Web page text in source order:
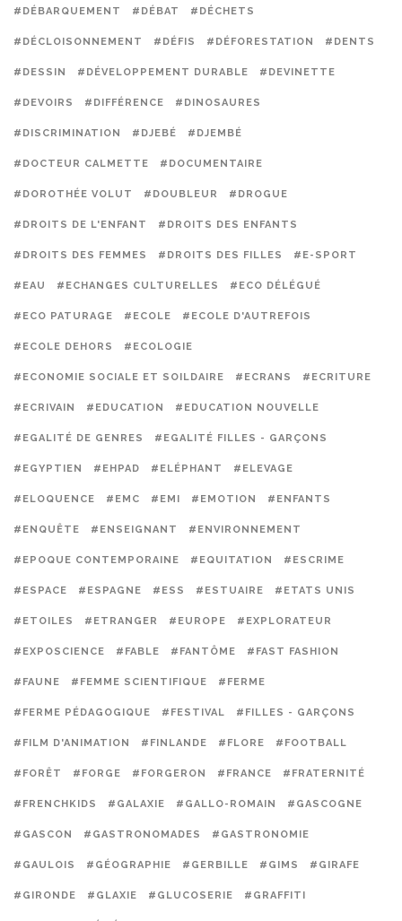
#DÉBARQUEMENT #DÉBAT #DÉCHETS
#DÉCLOISONNEMENT #DÉFIS #DÉFORESTATION #DENTS
#DESSIN #DÉVELOPPEMENT DURABLE #DEVINETTE
#DEVOIRS #DIFFÉRENCE #DINOSAURES
#DISCRIMINATION #DJEBÉ #DJEMBÉ
#DOCTEUR CALMETTE #DOCUMENTAIRE
#DOROTHÉE VOLUT #DOUBLEUR #DROGUE
#DROITS DE L'ENFANT #DROITS DES ENFANTS
#DROITS DES FEMMES #DROITS DES FILLES #E-SPORT
#EAU #ECHANGES CULTURELLES #ECO DÉLÉGUÉ
#ECO PATURAGE #ECOLE #ECOLE D'AUTREFOIS
#ECOLE DEHORS #ECOLOGIE
#ECONOMIE SOCIALE ET SOILDAIRE #ECRANS #ECRITURE
#ECRIVAIN #EDUCATION #EDUCATION NOUVELLE
#EGALITÉ DE GENRES #EGALITÉ FILLES - GARÇONS
#EGYPTIEN #EHPAD #ELÉPHANT #ELEVAGE
#ELOQUENCE #EMC #EMI #EMOTION #ENFANTS
#ENQUÊTE #ENSEIGNANT #ENVIRONNEMENT
#EPOQUE CONTEMPORAINE #EQUITATION #ESCRIME
#ESPACE #ESPAGNE #ESS #ESTUAIRE #ETATS UNIS
#ETOILES #ETRANGER #EUROPE #EXPLORATEUR
#EXPOSCIENCE #FABLE #FANTÔME #FAST FASHION
#FAUNE #FEMME SCIENTIFIQUE #FERME
#FERME PÉDAGOGIQUE #FESTIVAL #FILLES - GARÇONS
#FILM D'ANIMATION #FINLANDE #FLORE #FOOTBALL
#FORÊT #FORGE #FORGERON #FRANCE #FRATERNITÉ
#FRENCHKIDS #GALAXIE #GALLO-ROMAIN #GASCOGNE
#GASCON #GASTRONOMADES #GASTRONOMIE
#GAULOIS #GÉOGRAPHIE #GERBILLE #GIMS #GIRAFE
#GIRONDE #GLAXIE #GLUCOSERIE #GRAFFITI